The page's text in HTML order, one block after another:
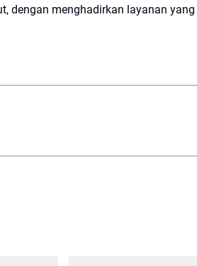
dengan menghadirkan layanan yang